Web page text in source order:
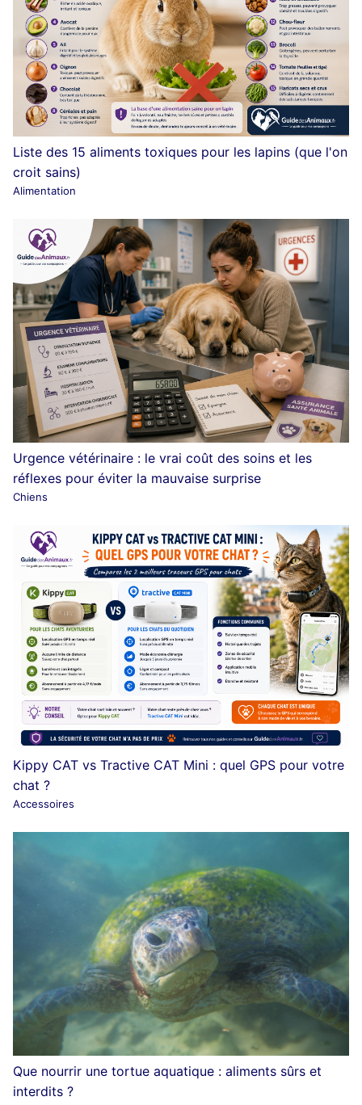
Liste des 15 aliments toxiques pour les lapins (que l'on
croit sains)
Alimentation
Urgence vétérinaire : le vrai coût des soins et les
réflexes pour éviter la mauvaise surprise
Chiens
Kippy CAT vs Tractive CAT Mini : quel GPS pour votre
chat ?
Accessoires
Que nourrir une tortue aquatique : aliments sûrs et
interdits ?